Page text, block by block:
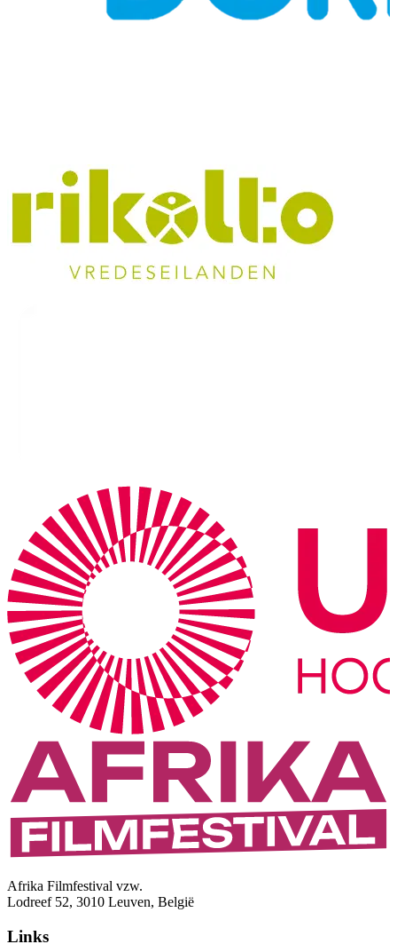
Afrika Filmfestival vzw.
Lodreef 52, 3010 Leuven, België
Links